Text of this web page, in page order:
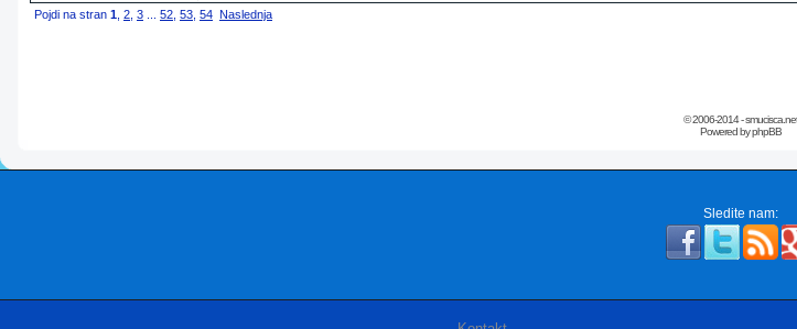
Pojdi na stran 1 2 3 52 53 54 Naslednja
© 2006-2014 - smucisca.net
Powered by phpBB
Sledite nam: